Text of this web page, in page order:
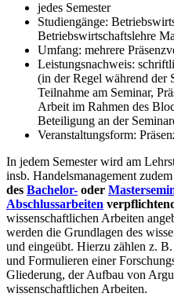
jedes Semester
Studiengänge:
Betriebswirtschaftslehre
Umfang: mehrere
Leistungsnachweis:
(in der Regel während der
Teilnahme am Seminar,
Arbeit im Rahmen des
Beteiligung an der
Veranstaltungsform:
In jedem Semester wird am
insb. Handelsmanagement
des Bachelor- oder
Abschlussarbeiten
wissenschaftlichen Arbeiten
werden die Grundlagen des
und eingeübt. Hierzu zählen z.
und Formulieren einer
Gliederung, der Aufbau von
wissenschaftlichen Arbeiten.